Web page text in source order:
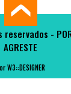
-
AGRESTE
W3::DESIGNER